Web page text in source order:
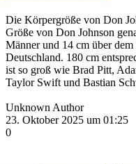
Die Körpergröße von Don
Größe von Don Johnson
Männer und 14 cm über
Deutschland. 180 cm
ist so groß wie Brad Pitt,
Taylor Swift und Bastian
Unknown Author
23. Oktober 2025 um 01:25
0